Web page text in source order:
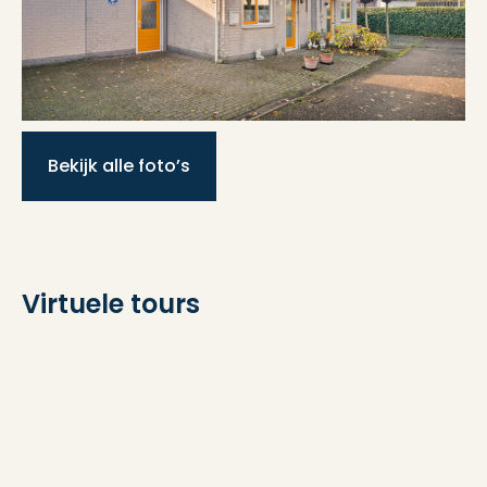
wasmachineaansluiting
Aantal woonlagen 2 woonlagen
Voorzieningen
Bekijk alle foto’s
Virtuele tours